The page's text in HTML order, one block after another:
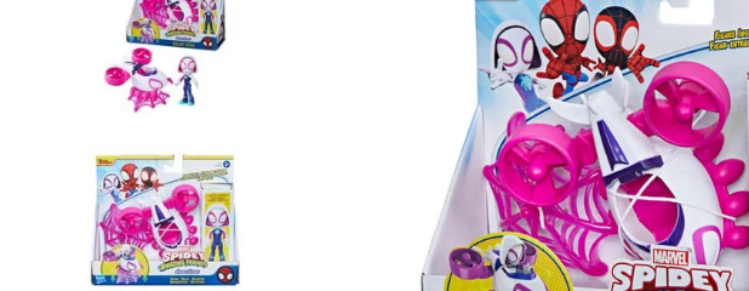
Figuras de Acción
Gadgets y Electrónicos
Lanzadores
Muñecas
Construcción